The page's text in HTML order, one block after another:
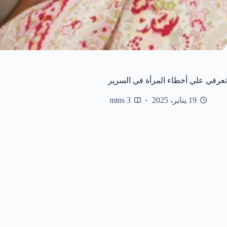
تعرفي علي أخطاء المرأة في السرير
19 يناير، 2025 3 mins